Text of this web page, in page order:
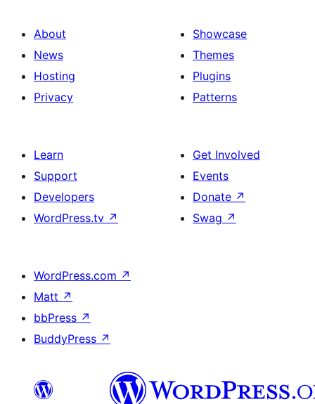
About
News
Hosting
Privacy
Showcase
Themes
Plugins
Patterns
Learn
Support
Developers
WordPress.tv ↗
Get Involved
Events
Donate ↗
Swag ↗
WordPress.com ↗
Matt ↗
bbPress ↗
BuddyPress ↗